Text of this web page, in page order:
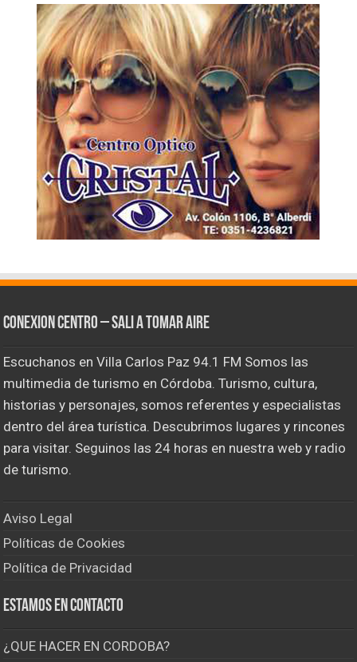
CONEXION CENTRO – Sali a tomar aire
Escuchanos en Villa Carlos Paz 94.1 FM Somos las
multimedia de turismo en Córdoba. Turismo, cultura,
historias y personajes, somos referentes y especialistas
dentro del área turística. Descubrimos lugares y rincones
para visitar. Seguinos las 24 horas en nuestra web y radio
de turismo.
Aviso Legal
Políticas de Cookies
Política de Privacidad
Estamos en contacto
¿QUE HACER EN CORDOBA?